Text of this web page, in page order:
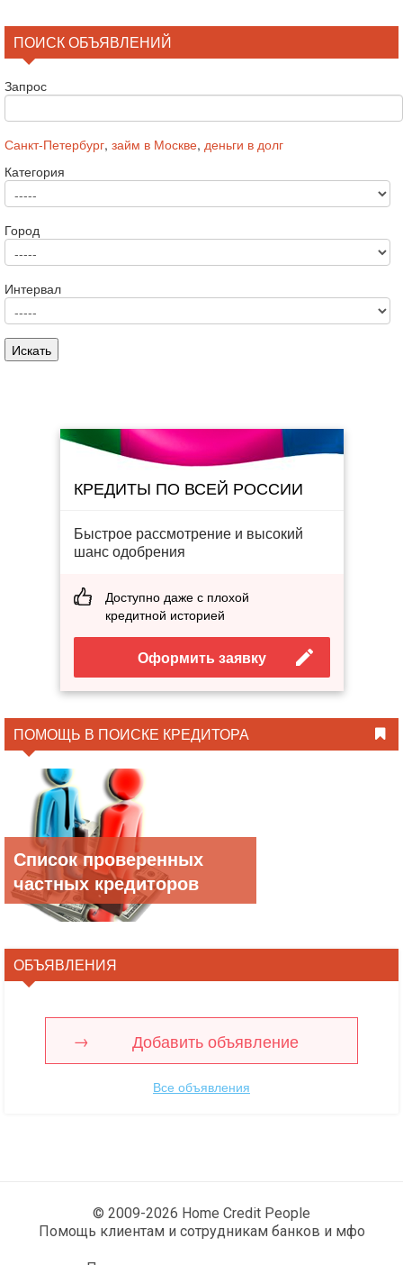
ПОИСК ОБЪЯВЛЕНИЙ
Запрос
Санкт-Петербург, займ в Москве, деньги в долг
Категория
Город
Интервал
КРЕДИТЫ ПО ВСЕЙ РОССИИ
Быстрое рассмотрение и высокий
шанс одобрения
Доступно даже с плохой
кредитной историей
Оформить заявку
ПОМОЩЬ В ПОИСКЕ КРЕДИТОРА
Список проверенных
частных кредиторов
ОБЪЯВЛЕНИЯ
Добавить объявление
Все объявления
© 2009-2026 Home Credit People
Помощь клиентам и сотрудникам банков и мфо